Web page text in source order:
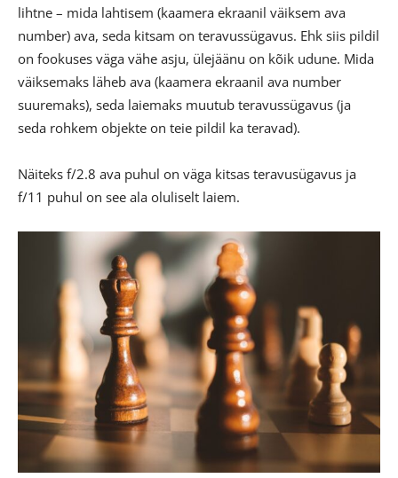
lihtne – mida lahtisem (kaamera ekraanil väiksem ava
number) ava, seda kitsam on teravussügavus. Ehk siis pildil
on fookuses väga vähe asju, ülejäänu on kõik udune. Mida
väiksemaks läheb ava (kaamera ekraanil ava number
suuremaks), seda laiemaks muutub teravussügavus (ja
seda rohkem objekte on teie pildil ka teravad).
Näiteks f/2.8 ava puhul on väga kitsas teravusügavus ja
f/11 puhul on see ala oluliselt laiem.